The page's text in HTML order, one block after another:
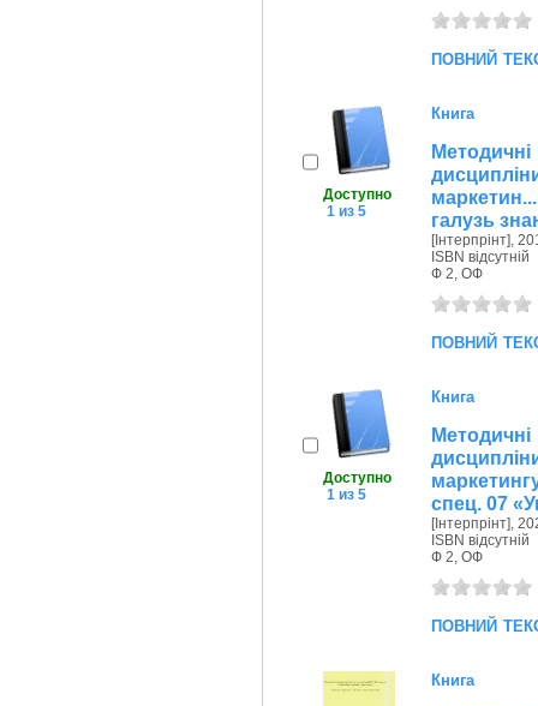
повний
Доступно
1 из 5
Книга
галузь
[Інтерпрінт],
ISBN відсутній
Ф 2, ОФ
повний
Доступно
1 из 5
Книга
спец. 07
[Інтерпрінт],
ISBN відсутній
Ф 2, ОФ
повний
Книга